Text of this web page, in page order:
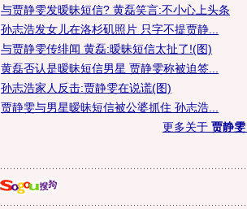
与贾静雯发暧昧短信? 黄磊笑言:不小心上头条
孙志浩发女儿在洛杉矶照片 只字不提贾静...
与贾静雯传绯闻 黄磊:暧昧短信太扯了!(图)
黄磊否认是暧昧短信男星 贾静雯称被迫签...
孙志浩家人反击:贾静雯在说谎(图)
贾静雯与男星暧昧短信被公婆抓住 孙志浩...
更多关于 贾静